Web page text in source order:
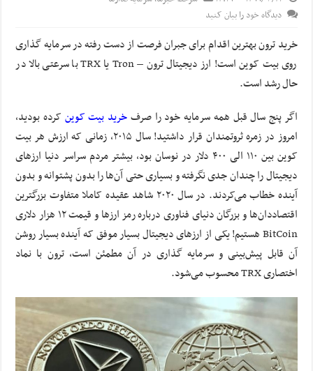
دیدگاه خود را بیان کنید
خرید ترون بهترین اقدام برای جبران فرصت از دست رفته در سرمایه گذاری
روی بیت کوین است! ارز دیجیتال ترون – Tron یا TRX با سرعتی بالا در
حال رشد است.
اگر پنج سال قبل همه سرمایه خود را صرفخرید بیت کوین کرده بودید،
امروز در زمره ثروتمندان قرار داشتید! سال ۲۰۱۵، زمانی که ارزش هر بیت
کوین بین ۱۱۰ الی ۴۰۰ دلار در نوسان بود، بیشتر مردم سراسر دنیا ارزهای
دیجیتال را چندان جدی نگرفته و بسیاری حتی آن‌ها را بدون پشتوانه و بدون
آینده خطاب می‌کردند. در سال ۲۰۲۰ شاهد عقیده کاملا متفاوت بزرگترین
اقتصاددان‌ها و بزرگان دنیای فناوری درباره رمز ارزها و قیمت ۱۲ هزار دلاری
BitCoin هستیم! یکی از ارزهای دیجیتال بسیار موفق که آینده بسیار روشن
آن قابل پیش‌بینی و سرمایه گذاری در آن مطمئن است، ترون با نماد
اختصاری TRX محسوب می‌شود.